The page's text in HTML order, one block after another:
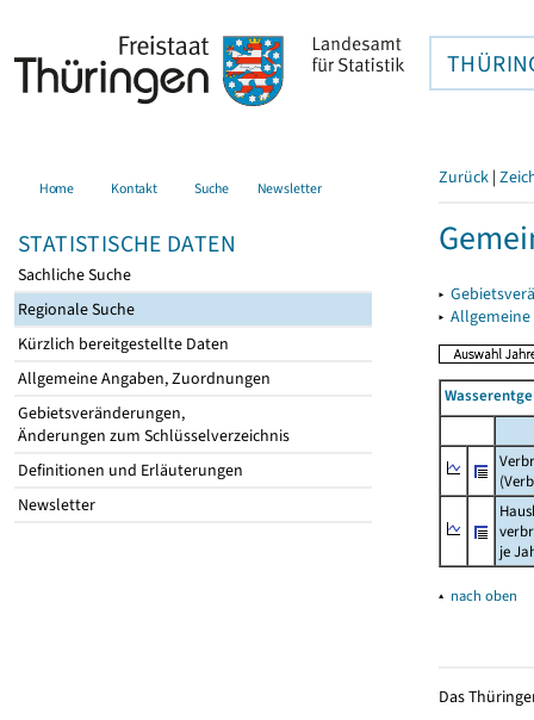
Home Kontakt Suche Newsletter
STATISTISCHE DATEN
Sachliche Suche
Regionale Suche
Kürzlich bereitgestellte Daten
Allgemeine Angaben, Zuordnungen
Gebietsveränderungen,
Änderungen zum Schlüsselverzeichnis
Definitionen und Erläuterungen
Newsletter
Zurück |
▸
▸
je
▴ nach oben
Das